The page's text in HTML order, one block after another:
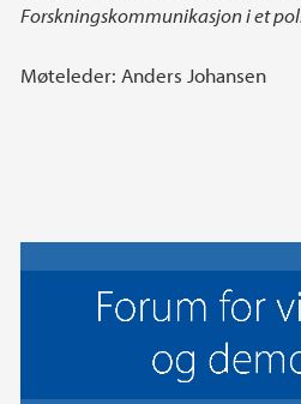
Forskningskommunikasjon i et
Møteleder: Anders Johansen